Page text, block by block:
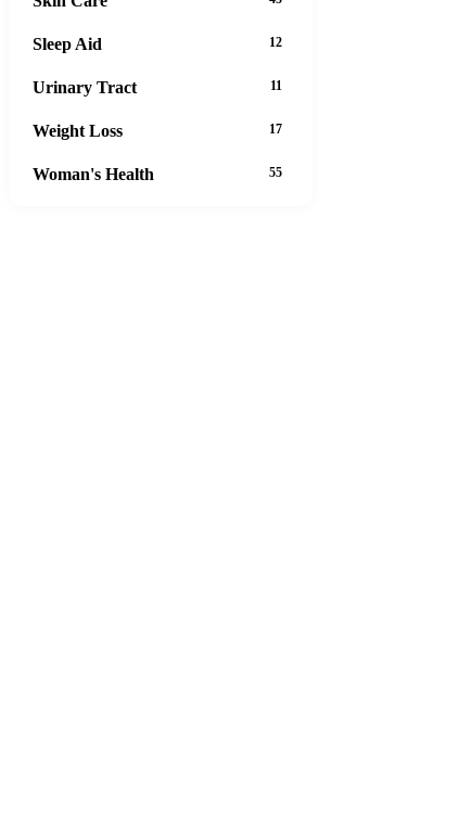
Sleep Aid 12
Urinary Tract 11
Weight Loss 17
Woman's Health 55